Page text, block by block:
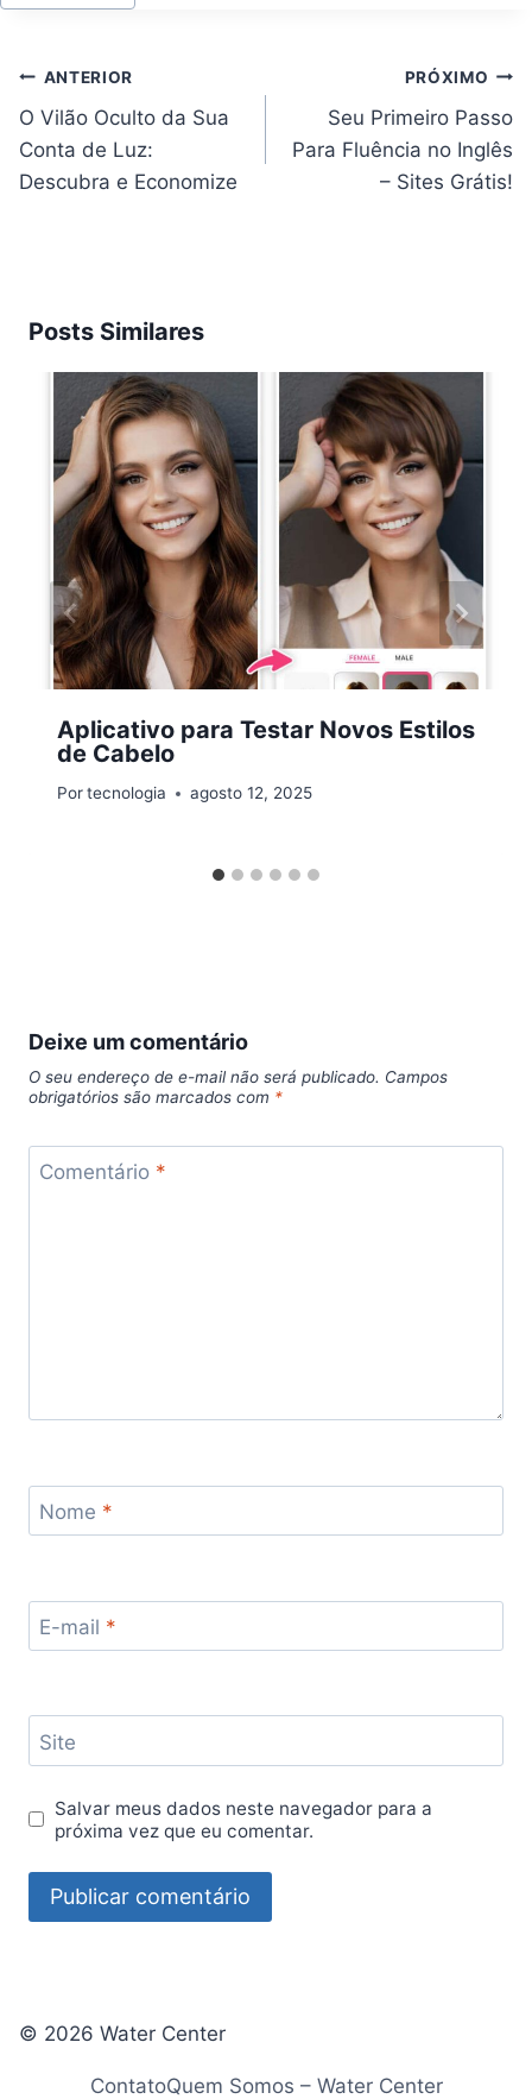
Navegação
Post
ANTERIOR
O Vilão Oculto da Sua
Conta de Luz:
Descubra e Economize
PRÓXIMO
Seu Primeiro Passo
Para Fluência no Inglês
– Sites Grátis!
Posts Similares
Aplicativo para Testar Novos Estilos
de Cabelo
Portecnologia agosto 12, 2025
Deixe um comentário
O seu endereço de e-mail não será publicado. Campos
obrigatórios são marcados com *
Comentário *
Nome *
E-mail *
Site
Salvar meus dados neste navegador para a
próxima vez que eu comentar.
© 2026 Water Center
ContatoQuem Somos – Water Center